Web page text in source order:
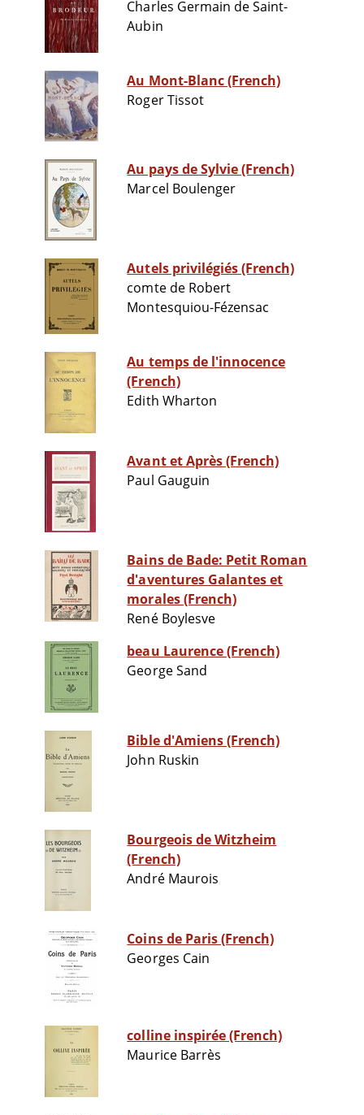
Charles Germain de Saint-
Aubin
Au Mont-Blanc (French)
Roger Tissot
Au pays de Sylvie (French)
Marcel Boulenger
Autels privilégiés (French)
comte de Robert
Montesquiou-Fézensac
Au temps de l'innocence
(French)
Edith Wharton
Avant et Après (French)
Paul Gauguin
Bains de Bade: Petit Roman
d'aventures Galantes et
morales (French)
René Boylesve
beau Laurence (French)
George Sand
Bible d'Amiens (French)
John Ruskin
Bourgeois de Witzheim
(French)
André Maurois
Coins de Paris (French)
Georges Cain
colline inspirée (French)
Maurice Barrès